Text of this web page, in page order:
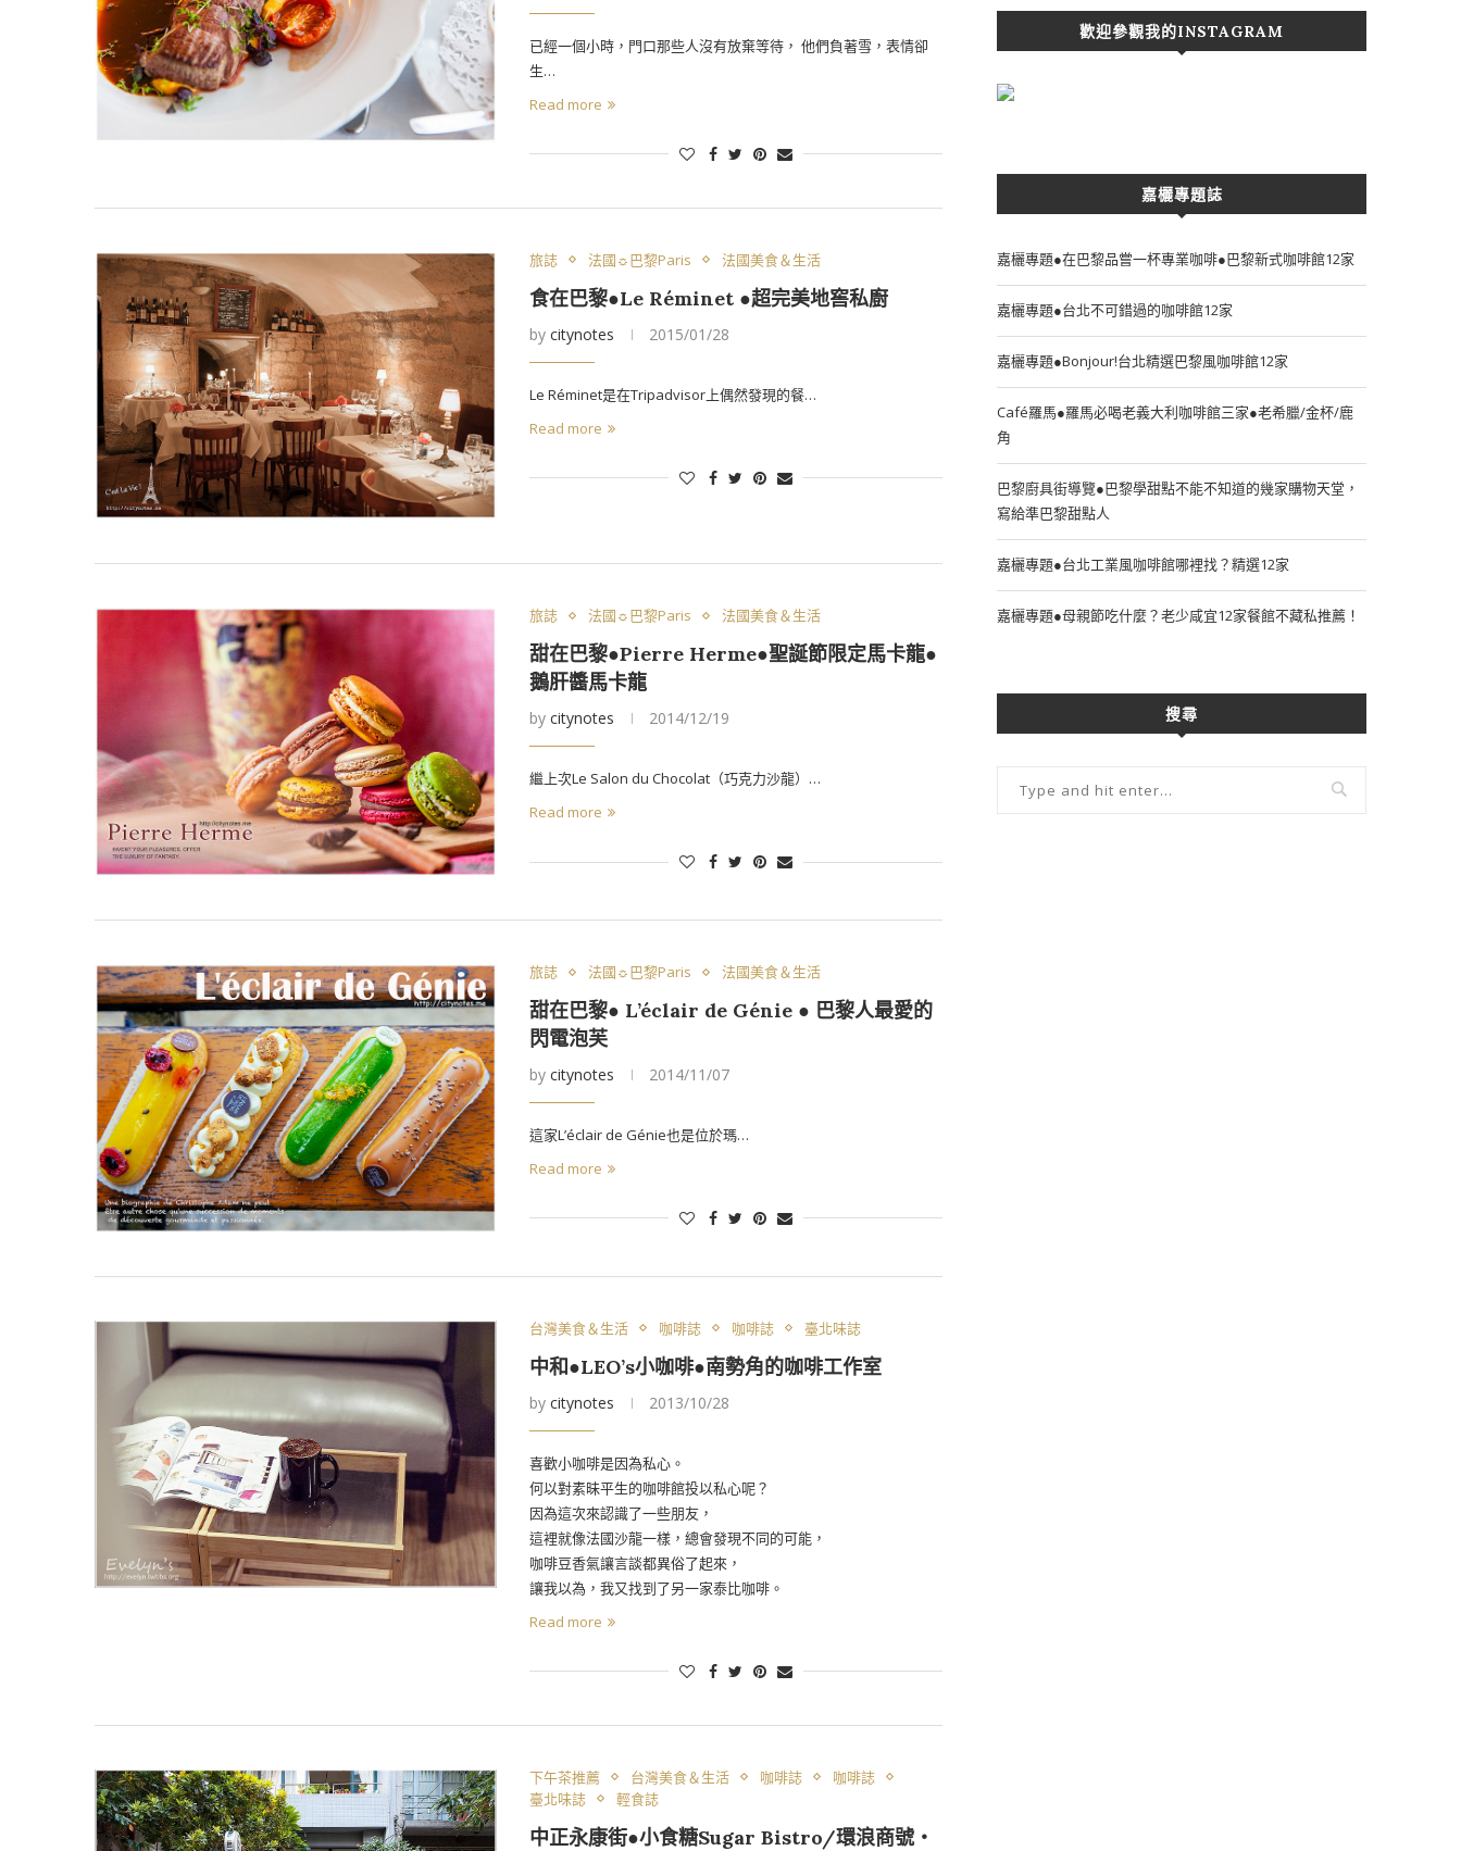
已經一個小時，門口那些人沒有放棄等待， 他們負著雪，表情卻
生…
Read more
旅誌 法國☼巴黎Paris 法國美食＆生活
食在巴黎●Le Réminet ●超完美地窖私廚
by citynotes 2015/01/28
Le Réminet是在Tripadvisor上偶然發現的餐…
Read more
旅誌 法國☼巴黎Paris 法國美食＆生活
甜在巴黎●Pierre Herme●聖誕節限定馬卡龍●
鵝肝醬馬卡龍
by citynotes 2014/12/19
繼上次Le Salon du Chocolat（巧克力沙龍）…
Read more
旅誌 法國☼巴黎Paris 法國美食＆生活
甜在巴黎● L’éclair de Génie ● 巴黎人最愛的
閃電泡芙
by citynotes 2014/11/07
這家L’éclair de Génie也是位於瑪…
Read more
台灣美食＆生活 咖啡誌 咖啡誌 臺北味誌
中和●LEO’s小咖啡●南勢角的咖啡工作室
by citynotes 2013/10/28
喜歡小咖啡是因為私心。
何以對素昧平生的咖啡館投以私心呢？
因為這次來認識了一些朋友，
這裡就像法國沙龍一樣，總會發現不同的可能，
咖啡豆香氣讓言談都異俗了起來，
讓我以為，我又找到了另一家泰比咖啡。
Read more
下午茶推薦 台灣美食＆生活 咖啡誌
咖啡誌
臺北味誌
輕食誌
中正永康街●小食糖Sugar Bistro/環浪商號‧
歡迎參觀我的INSTAGRAM
嘉欐專題誌
嘉欐專題●在巴黎品嘗一杯專業咖啡●巴黎新式咖啡館12家
嘉欐專題●台北不可錯過的咖啡館12家
嘉欐專題●Bonjour!台北精選巴黎風咖啡館12家
Café羅馬●羅馬必喝老義大利咖啡館三家●老希臘/金杯/鹿
角
巴黎廚具街導覽●巴黎學甜點不能不知道的幾家購物天堂，
寫給準巴黎甜點人
嘉欐專題●台北工業風咖啡館哪裡找？精選12家
嘉欐專題●母親節吃什麼？老少咸宜12家餐館不藏私推薦！
搜尋